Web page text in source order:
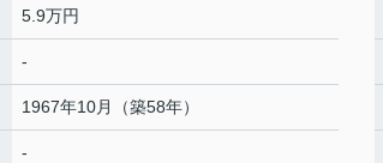
5.9万円
-
1967年10月（築58年）
-